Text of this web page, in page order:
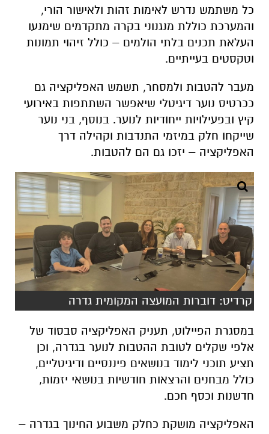
כל משתמש נדרש לאימות זהות ולאישור הורי,
והמערכת כוללת מנגנוני בקרה מתקדמים שימנעו
העלאת תכנים בלתי הולמים – כולל זיהוי תמונות
וטקסטים בעייתיים.
מעבר להטבות ולמסחר, תשמש האפליקציה גם
ככרטיס נוער דיגיטלי שיאפשר השתתפות באירועי
קיץ ובפעילויות ייחודיות לנוער. בנוסף, בני נוער
שייקחו חלק במיזמי התנדבות וקהילה דרך
האפליקציה – יזכו גם הם להטבות.
קרדיט: דוברות המועצה המקומית גדרה
במסגרת הפיילוט, תעניק האפליקציה סבסוד של
אלפי שקלים לטובת ההטבות לנוער בגדרה, וכן
תציע תוכני לימוד בנושאים פיננסיים ודיגיטליים,
כולל מבחנים והרצאות חודשיות בנושאי יזמות,
חדשנות וכסף חכם.
האפליקציה מושקת כחלק משבוע החינוך בגדרה –